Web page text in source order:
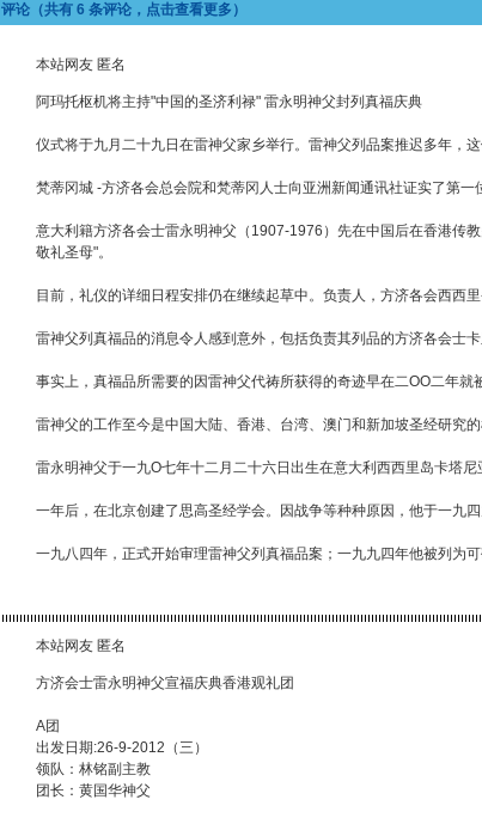
评论（共有 6 条评论，点击查看更多）
本站网友 匿名
阿玛托枢机将主持"中国的圣济利禄" 雷永明神父封列真福庆典
仪式将于九月二十九日在雷神父家乡举行。雷神父列品案推迟多年，
梵蒂冈城 -方济各会总会院和梵蒂冈人士向亚洲新闻通讯社证实了第
意大利籍方济各会士雷永明神父（1907-1976）先在中国后在香港传
敬礼圣母"。
目前，礼仪的详细日程安排仍在继续起草中。负责人，方济各会西西
雷神父列真福品的消息令人感到意外，包括负责其列品的方济各会士
事实上，真福品所需要的因雷神父代祷所获得的奇迹早在二OO二年
雷神父的工作至今是中国大陆、香港、台湾、澳门和新加坡圣经研究
雷永明神父于一九O七年十二月二十六日出生在意大利西西里岛卡塔
一年后，在北京创建了思高圣经学会。因战争等种种原因，他于一九
一九八四年，正式开始审理雷神父列真福品案；一九九四年他被列为可
本站网友 匿名
方济会士雷永明神父宣福庆典香港观礼团
A团
出发日期:26-9-2012（三）
领队：林铭副主教
团长：黄国华神父